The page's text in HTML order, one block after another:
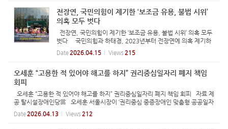
전장연, 국민의힘이 제기한 ‘보조금 유용, 불법 시위’
의혹 모두 벗다
전장연, 국민의힘이 제기한 ‘보조금 유용, 불법 시위’ 의혹 모두
벗다 국민의힘과 하태경, 2023년부터 전장연에 의혹 제기하
고 고소 경찰, ‘전장연 보조금 수령 사실 없고, 권리중심일자리
불법 아냐’ 의혹만 믿고 권리중심일자리 폐지한 서울시, 책임
Date2026.04.15 Views 215
오세훈 “고용한 적 있어야 해고를 하지” 권리중심일자리 폐지 책임
회피
오세훈 “고용한 적 있어야 해고를 하지” 권리중심일자리 폐지 책임 회피 자료 제
공 탈시설장애인당當 오세훈 서울시장이 ‘권리중심 중증장애인 맞춤형 공공일자
리’(아래 권리중심공공일자리) 원직 복직을 요구하는 장애인들에게 “저희는 해고
를 한 적이 ...
Date2026.04.13 Views 212